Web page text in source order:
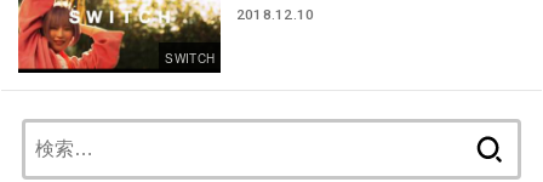
SWITCH
2018.12.10